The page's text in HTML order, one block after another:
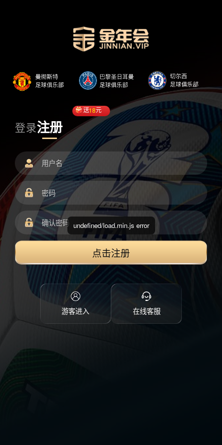
登录注册
送18元
点击注册
游客进入 在线客服
undefined/load.min.js error